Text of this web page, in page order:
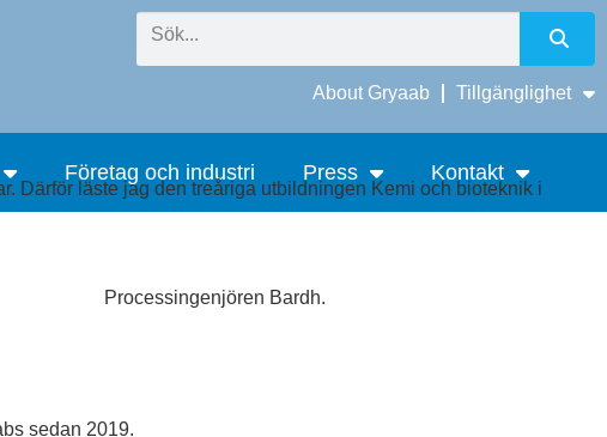
About Gryaab Tillgänglighet
Företag och industri Press Kontakt
Därför läste jag den treåriga utbildningen Kemi och bioteknik i
sedan 2019.